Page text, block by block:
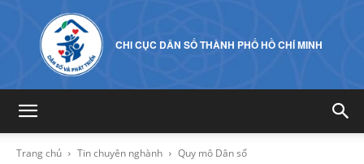
CHI CỤC DÂN SỐ THÀNH PHỐ HỒ CHÍ MINH
Trang chủ Tin chuyên nghành Quy mô Dân số